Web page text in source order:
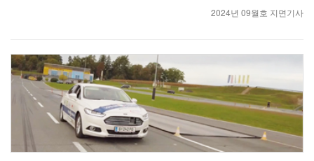
2024년 09월호 지면기사